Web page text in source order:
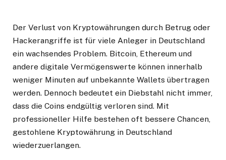
Der Verlust von Kryptowährungen durch Betrug oder
Hackerangriffe ist für viele Anleger in Deutschland
ein wachsendes Problem. Bitcoin, Ethereum und
andere digitale Vermögenswerte können innerhalb
weniger Minuten auf unbekannte Wallets übertragen
werden. Dennoch bedeutet ein Diebstahl nicht immer,
dass die Coins endgültig verloren sind. Mit
professioneller Hilfe bestehen oft bessere Chancen,
gestohlene Kryptowährung in Deutschland
wiederzuerlangen.